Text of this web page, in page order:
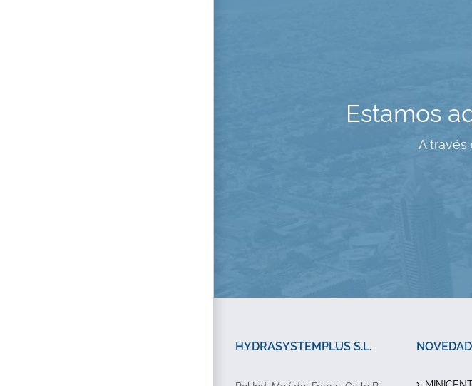
Estamos
A través
HYDRASYSTEMPLUS S.L.